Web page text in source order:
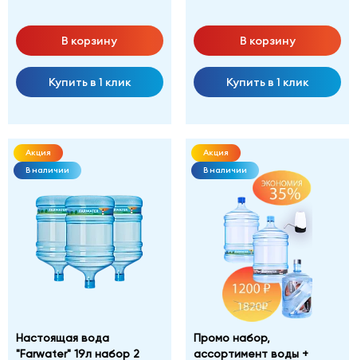
В корзину
Купить в 1 клик
В корзину
Купить в 1 клик
Акция
В наличии
Настоящая вода
"Farwater" 19л набор 2
Акция
В наличии
Промо набор,
ассортимент воды +